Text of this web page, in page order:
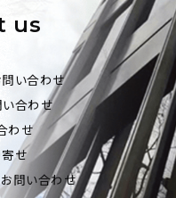
us
問い合わせ
い合わせ
わせ
寄せ
問い合わせ